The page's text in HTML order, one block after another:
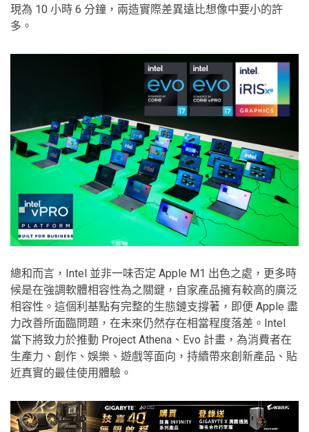
現為 10 小時 6 分鐘，兩造實際差異遠比想像中要小的許
多。
總和而言，Intel 並非一味否定 Apple M1 出色之處，更多時
候是在強調軟體相容性為之關鍵，自家產品擁有較高的廣泛
相容性。這個利基點有完整的生態鏈支撐著，即便 Apple 盡
力改善所面臨問題，在未來仍然存在相當程度落差。Intel
當下將致力於推動 Project Athena、Evo 計畫，為消費者在
生產力、創作、娛樂、遊戲等面向，持續帶來創新產品、貼
近真實的最佳使用體驗。